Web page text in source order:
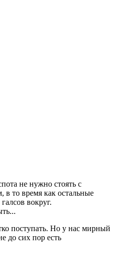
не нужно стоять с
в то время как остальные
вокруг.
поступать. Но у нас мирный
до сих пор есть